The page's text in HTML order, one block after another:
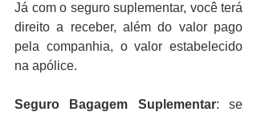
Já com o seguro suplementar, você terá
direito a receber, além do valor pago
pela companhia, o valor estabelecido
na apólice.
Seguro Bagagem Suplementar: se